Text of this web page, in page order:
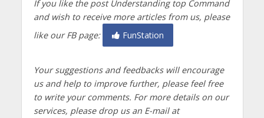
If you like the post Understanding top Command
and wish to receive more articles from us, please
like our FB page:
FunStation
Your suggestions and feedbacks will encourage
us and help to improve further, please feel free
to write your comments. For more details on our
services, please drop us an E-mail at